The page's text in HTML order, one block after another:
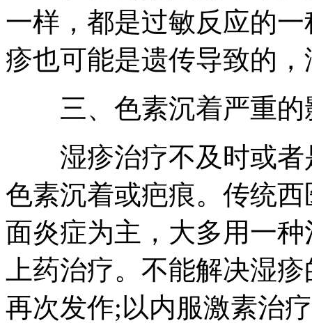
一样，都是过敏反应的
疹也可能是遗传导致的
三、色素沉着严重的
湿疹治疗不及时或者
色素沉着或疤痕。传统
面炎症为主，大多用一
上药治疗。不能解决湿
再次发作;以内服激素治